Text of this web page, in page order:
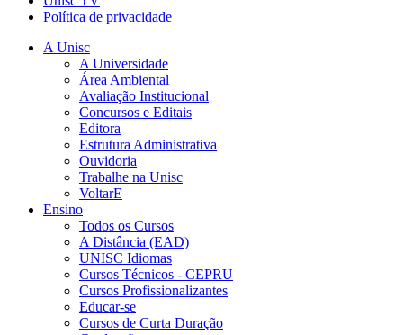
Política de privacidade
A Unisc
A Universidade
Área Ambiental
Avaliação Institucional
Concursos e Editais
Editora
Estrutura Administrativa
Ouvidoria
Trabalhe na Unisc
VoltarE
Ensino
Todos os Cursos
A Distância (EAD)
UNISC Idiomas
Cursos Técnicos - CEPRU
Cursos Profissionalizantes
Educar-se
Cursos de Curta Duração